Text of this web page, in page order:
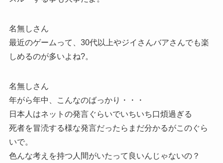
名無しさん
最近のゲームって、30代以上やジイさんバアさんでも楽
しめるのが多いよね?。
名無しさん
年がら年中、こんなのばっかり・・・
日本人はネットの発言ぐらいでいちいち口煩過ぎる
死者を冒涜する様な発言だったらまだ分かるがこのぐら
いで。
色んな考えを持つ人間がいたって良いんじゃないの？